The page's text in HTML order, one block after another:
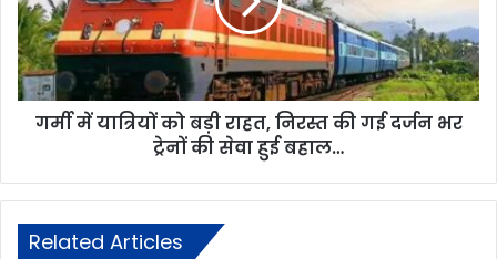
गर्मी में यात्रियों को बड़ी राहत, निरस्त की गई दर्जन भर
ट्रेनों की सेवा हुई बहाल…
Related Articles